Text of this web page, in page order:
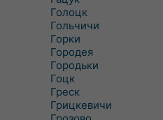
Голоцк
Гольчичи
Горки
Городея
Городьки
Гоцк
Греск
Грицкевичи